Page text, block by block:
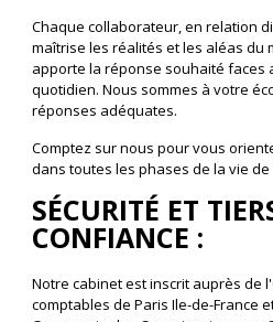
Chaque collaborateur, en relation
maîtrise les réalités et les aléas du
apporte la réponse souhaité faces
quotidien. Nous sommes à votre
réponses adéquates.
Comptez sur nous pour vous
dans toutes les phases de la vie
SÉCURITÉ ET
CONFIANCE :
Notre cabinet est inscrit auprès de
comptables de Paris Ile-de-France